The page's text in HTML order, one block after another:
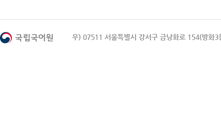
우) 07511 서울특별시 강서구 금낭화로 154(방화3